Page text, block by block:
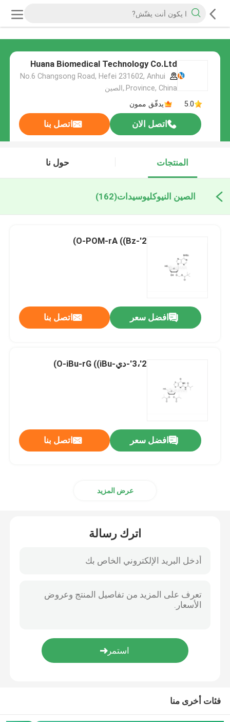
Huana Biomedical Technology Co.Ltd
No.6 Changsong Road, Hefei 231602, Anhui
Province, China.,الصين
5.0
يدقّق ممون
اتصل الان اتصل بنا
المنتجات حول نا
الصين النيوكليوسيدات(162)
2'-O-POM-rA ((Bz)
افضل سعر اتصل بنا
2'،3'-دي-O-iBu-rG ((iBu)
افضل سعر اتصل بنا
عرض المزيد
اترك رسالة
فئات أخرى منا